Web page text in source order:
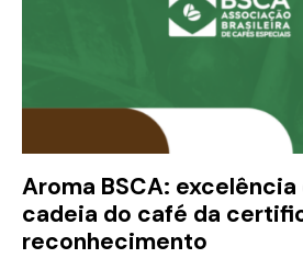
Aroma BSCA: excelência
cadeia do café da
reconhecimento